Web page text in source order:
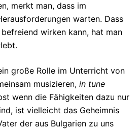
merkt man, dass im
war­ten. Dass
wirken kann, hat man
große Rolle im Unterricht von
musizieren, in tune
wenn die Fähigkeiten dazu nur
ist vielleicht das Geheimnis
der aus Bulgarien zu uns